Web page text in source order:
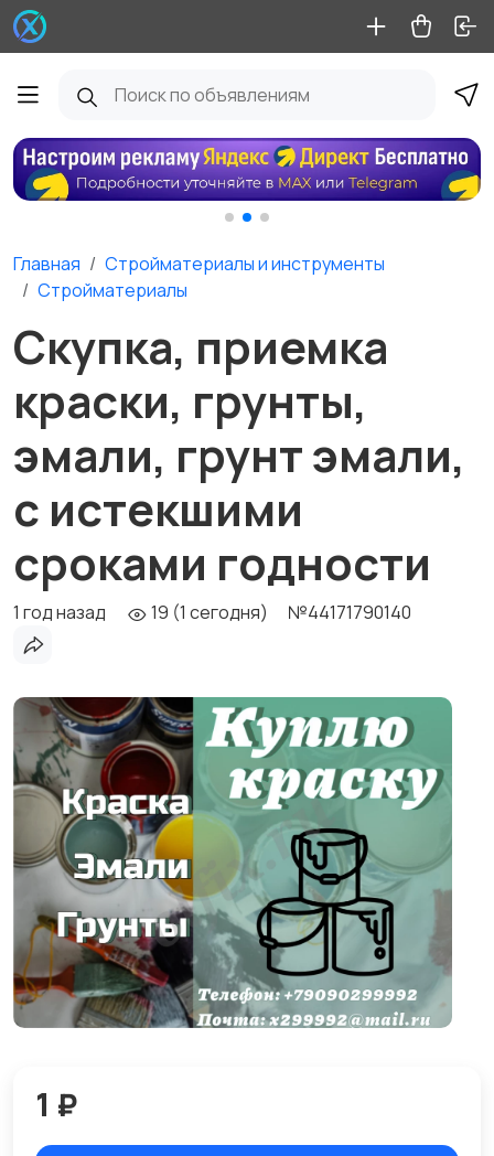
Главная
Стройматериалы и инструменты
Стройматериалы
Скупка, приемка
краски, грунты,
эмали, грунт эмали,
с истекшими
сроками годности
1 год назад 19 (1 сегодня) №44171790140
1 ₽